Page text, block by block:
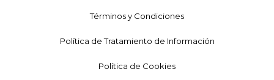
Términos y Condiciones
Política de Tratamiento de Información
Política de Cookies